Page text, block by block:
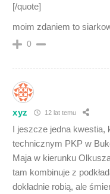
[/quote]
moim zdaniem to
0
xyz 12 lat temu
I jeszcze jedna kwestia,
technicznym PKP w
Maja w kierunku
tam kombinuje z
dokładnie robią, ale